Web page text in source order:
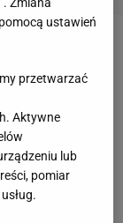
która jako
ustawień
przetwarzać
Aktywne
lub
pomiar